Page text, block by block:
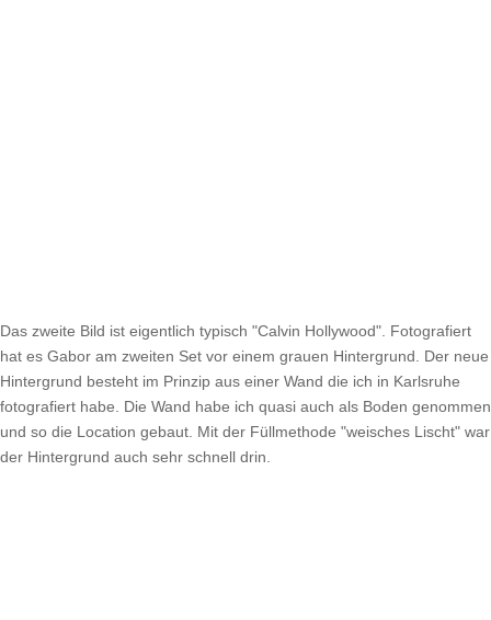
Das zweite Bild ist eigentlich typisch "Calvin Hollywood". Fotografiert
hat es Gabor am zweiten Set vor einem grauen Hintergrund. Der neue
Hintergrund besteht im Prinzip aus einer Wand die ich in Karlsruhe
fotografiert habe. Die Wand habe ich quasi auch als Boden genommen
und so die Location gebaut. Mit der Füllmethode "weisches Lischt" war
der Hintergrund auch sehr schnell drin.